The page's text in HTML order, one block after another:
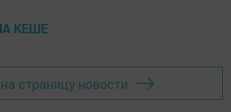
КЕШЕ
страницу новости